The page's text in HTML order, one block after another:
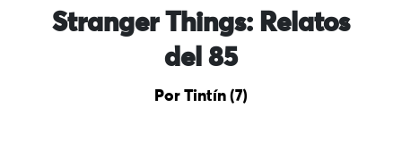
Stranger Things: Relatos
del 85
Por Tintín (7)